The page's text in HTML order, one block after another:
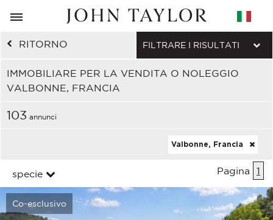
RITORNO
IMMOBILIARE PER LA VENDITA O NOLEGGIO
VALBONNE, FRANCIA
FILTRARE I RISULTATI
103 annunci
Valbonne, Francia
specie Pagina 1
Co-esclusivo